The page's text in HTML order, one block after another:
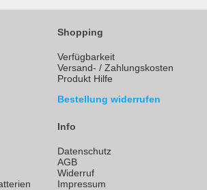
Shopping
Verfügbarkeit
Versand- / Zahlungskosten
Produkt Hilfe
Bestellung widerrufen
Info
Datenschutz
AGB
Widerruf
Impressum